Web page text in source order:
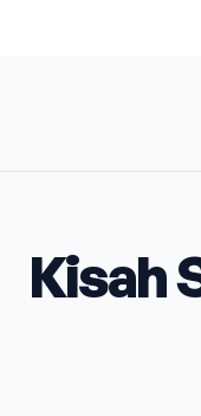
Kisah